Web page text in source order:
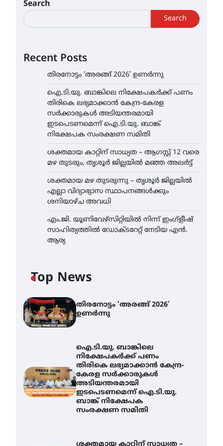
Search
Search
Recent Posts
തിരനോട്ടം ‘അരങ്ങ് 2026’ ഉണർന്നു
ഐ.ടി.യു. ബാങ്കിലെ നിക്ഷേപകർക്ക് പണം
തിരികെ ലഭ്യമാക്കാൻ കേന്ദ്ര-കേരള
സർക്കാരുകൾ അടിയന്തരമായി
ഇടപെടണമെന്ന് ഐ.ടി.യു. ബാങ്ക്
നിക്ഷേപക സംരക്ഷണ സമിതി
ശക്തമായ കാറ്റിന് സാധ്യത – ആഗസ്റ്റ് 12 വരെ
മഴ തുടരും, തൃശൂർ ജില്ലയിൽ മഞ്ഞ അലർട്ട്
ശക്തമായ മഴ തുടരുന്നു – തൃശൂർ ജില്ലയിൽ
എല്ലാ വിദ്യാഭ്യാസ സ്ഥാപനങ്ങൾക്കും
ശനിയാഴ്ച അവധി
എം.ജി. യൂണിവേഴ്‌സിറ്റിയിൽ നിന്ന് ഇംഗ്ളീഷ്
സാഹിത്യത്തിൽ ഡോക്ടറേറ്റ് നേടിയ എൻ.
ആര്യ
Top News
തിരനോട്ടം ‘അരങ്ങ് 2026’
ഉണർന്നു
ഐ.ടി.യു. ബാങ്കിലെ
നിക്ഷേപകർക്ക് പണം
തിരികെ ലഭ്യമാക്കാൻ കേന്ദ്ര-
കേരള സർക്കാരുകൾ
അടിയന്തരമായി
ഇടപെടണമെന്ന് ഐ.ടി.യു.
ബാങ്ക് നിക്ഷേപക
സംരക്ഷണ സമിതി